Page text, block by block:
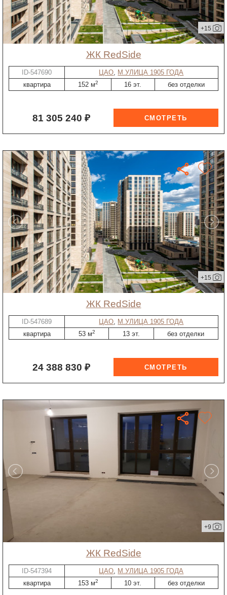
+15
ЖК RedSide
ID-547690 ЦАО, М.УЛИЦА 1905 ГОДА
квартира
152 м2 16 эт. без отделки
81 305 240 ₽
+15
ЖК RedSide
ID-547689 ЦАО, М.УЛИЦА 1905 ГОДА
квартира
53 м2 13 эт. без отделки
24 388 830 ₽
+9
ЖК RedSide
ID-547394 ЦАО, М.УЛИЦА 1905 ГОДА
квартира
153 м2 10 эт. без отделки